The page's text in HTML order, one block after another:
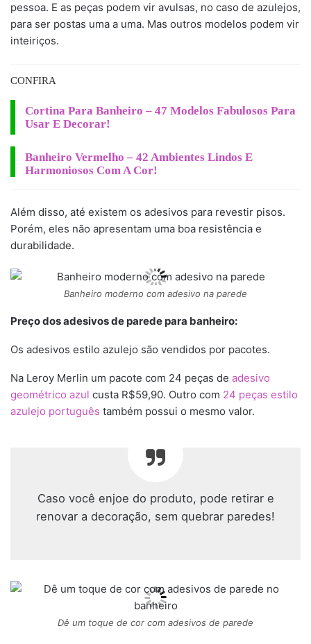
pessoa. E as peças podem vir avulsas, no caso de azulejos,
para ser postas uma a uma. Mas outros modelos podem vir
inteiriços.
CONFIRA
Cortina Para Banheiro – 47 Modelos Fabulosos Para
Usar E Decorar!
Banheiro Vermelho – 42 Ambientes Lindos E
Harmoniosos Com A Cor!
Além disso, até existem os adesivos para revestir pisos.
Porém, eles não apresentam uma boa resistência e
durabilidade.
Banheiro moderno com adesivo na parede
Preço dos adesivos de parede para banheiro:
Os adesivos estilo azulejo são vendidos por pacotes.
Na Leroy Merlin um pacote com 24 peças de adesivo
geométrico azul custa R$59,90. Outro com 24 peças estilo
azulejo português também possui o mesmo valor.
Caso você enjoe do produto, pode retirar e
renovar a decoração, sem quebrar paredes!
Dê um toque de cor com adesivos de parede